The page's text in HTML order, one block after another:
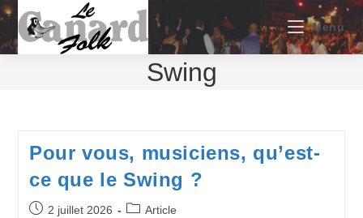
Skip
to
content
Menu
Swing
Pour vous, musiciens, qu’est-
ce que le Swing ?
Publication
2 juillet 2026
PostArticle